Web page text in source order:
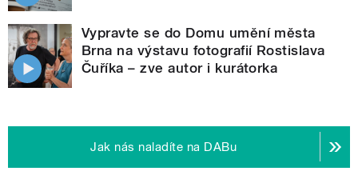
Vypravte se do Domu umění města
Brna na výstavu fotografií Rostislava
Čuříka – zve autor i kurátorka
Jak nás naladíte na DABu